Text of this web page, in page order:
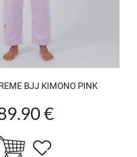
BJJ KIMONO PINK
€